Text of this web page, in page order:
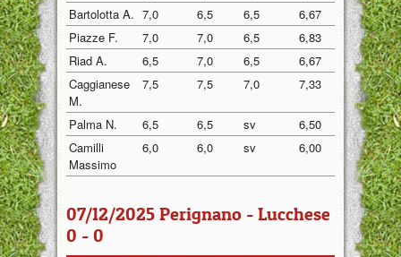
Bartolotta A. 7,0 6,5 6,5
6,67
Piazze F.
7,0 7,0 6,5
6,83
Riad A.
6,5 7,0 6,5
6,67
Caggianese
M.
7,5 7,5 7,0 7,33
Palma N. 6,5 6,5 sv
6,50
Camilli
Massimo
6,0 6,0 sv 6,00
07/12/2025 Perignano - Lucchese
0 - 0